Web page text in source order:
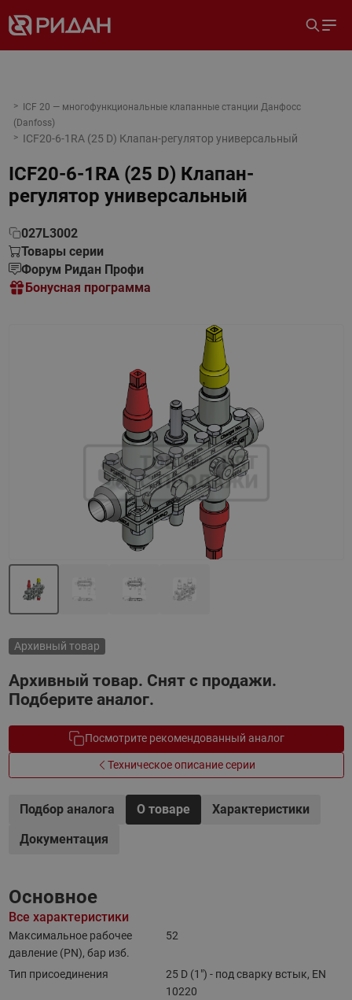
ICF 20 — многофункциональные клапанные станции Данфосс
(Danfoss)
ICF20-6-1RA (25 D) Клапан-регулятор универсальный
ICF20-6-1RA (25 D) Клапан-
регулятор универсальный
027L3002
Товары серии
Форум Ридан Профи
Бонусная программа
Архивный товар
Архивный товар. Снят с продажи.
Подберите аналог.
Посмотрите рекомендованный аналог
Техническое описание серии
Подбор аналога О товаре
Характеристики
Документация
Основное
Все характеристики
Максимальное рабочее
давление (PN), бар изб.
52
Тип присоединения
25 D (1") - под сварку встык, EN
10220